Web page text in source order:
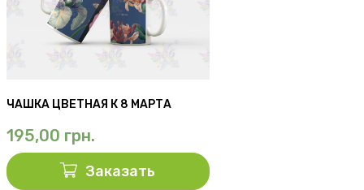
ЧАШКА ЦВЕТНАЯ К 8 МАРТА
195,00 грн.
Заказать